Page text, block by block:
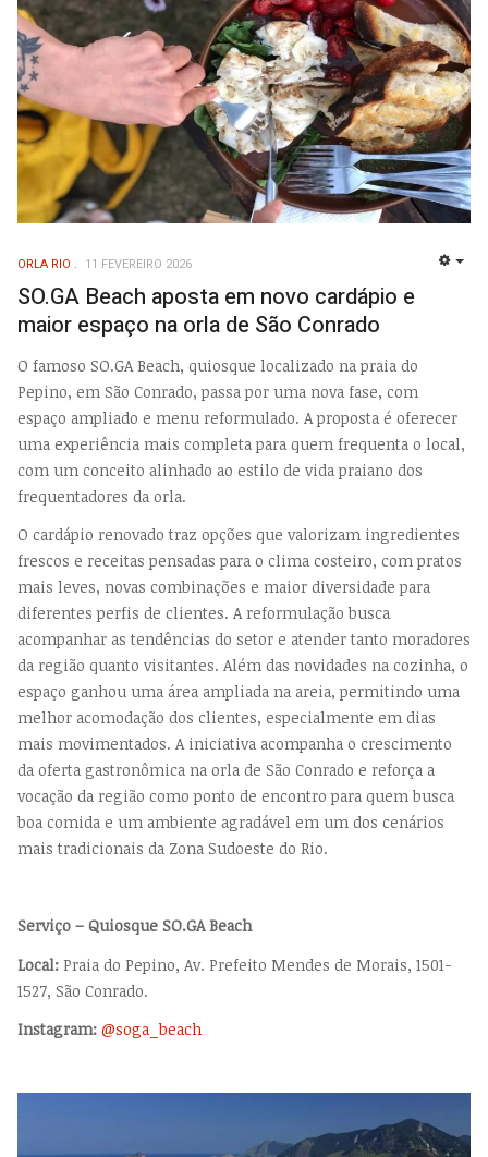
ORLA RIO 11 FEVEREIRO 2026
SO.GA Beach aposta em novo cardápio e
maior espaço na orla de São Conrado
O famoso SO.GA Beach, quiosque localizado na praia do
Pepino, em São Conrado, passa por uma nova fase, com
espaço ampliado e menu reformulado. A proposta é oferecer
uma experiência mais completa para quem frequenta o local,
com um conceito alinhado ao estilo de vida praiano dos
frequentadores da orla.
O cardápio renovado traz opções que valorizam ingredientes
frescos e receitas pensadas para o clima costeiro, com pratos
mais leves, novas combinações e maior diversidade para
diferentes perfis de clientes. A reformulação busca
acompanhar as tendências do setor e atender tanto moradores
da região quanto visitantes. Além das novidades na cozinha, o
espaço ganhou uma área ampliada na areia, permitindo uma
melhor acomodação dos clientes, especialmente em dias
mais movimentados. A iniciativa acompanha o crescimento
da oferta gastronômica na orla de São Conrado e reforça a
vocação da região como ponto de encontro para quem busca
boa comida e um ambiente agradável em um dos cenários
mais tradicionais da Zona Sudoeste do Rio.
Serviço – Quiosque SO.GA Beach
Local: Praia do Pepino, Av. Prefeito Mendes de Morais, 1501-
1527, São Conrado.
Instagram: @soga_beach